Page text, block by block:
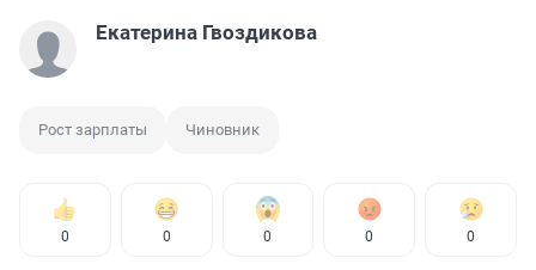
Екатерина Гвоздикова
Рост зарплаты Чиновник
0 0 0 0 0